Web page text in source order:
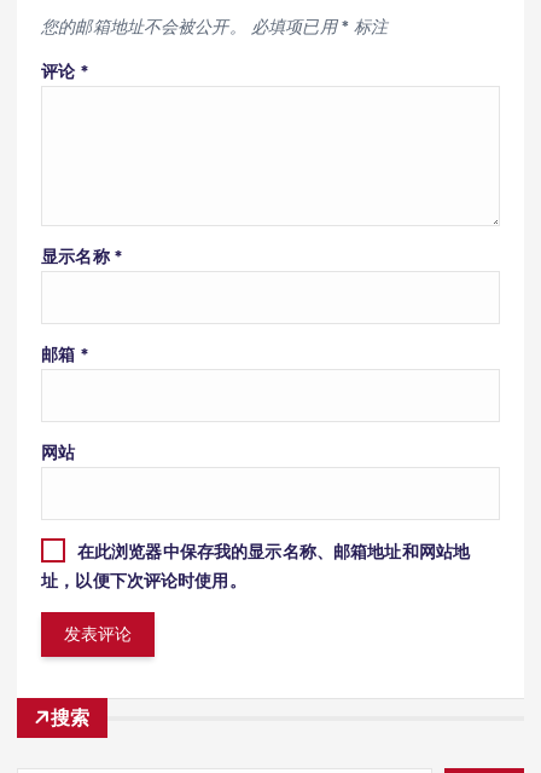
您的邮箱地址不会被公开。 必填项已用* 标注
评论 *
显示名称 *
邮箱 *
网站
在此浏览器中保存我的显示名称、邮箱地址和网站地
址，以便下次评论时使用。
搜索